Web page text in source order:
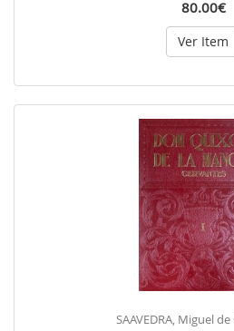
80.00€
Ver Item
SAAVEDRA, Miguel